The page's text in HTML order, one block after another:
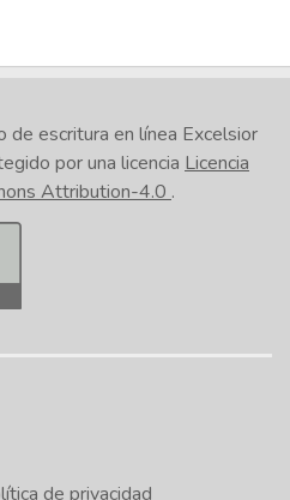
de escritura en línea Excelsior
por una licencia Licencia
Attribution-4.0 .
de privacidad